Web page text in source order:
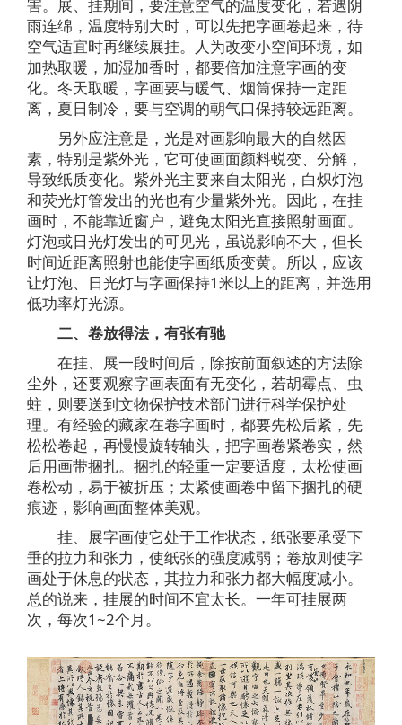
害。展、挂期间，要注意空气的温度变化，若遇阴
雨连绵，温度特别大时，可以先把字画卷起来，待
空气适宜时再继续展挂。人为改变小空间环境，如
加热取暖，加湿加香时，都要倍加注意字画的变
化。冬天取暖，字画要与暖气、烟筒保持一定距
离，夏日制冷，要与空调的朝气口保持较远距离。
另外应注意是，光是对画影响最大的自然因
素，特别是紫外光，它可使画面颜料蜕变、分解，
导致纸质变化。紫外光主要来自太阳光，白炽灯泡
和荧光灯管发出的光也有少量紫外光。因此，在挂
画时，不能靠近窗户，避免太阳光直接照射画面。
灯泡或日光灯发出的可见光，虽说影响不大，但长
时间近距离照射也能使字画纸质变黄。所以，应该
让灯泡、日光灯与字画保持1米以上的距离，并选用
低功率灯光源。
二、卷放得法，有张有驰
在挂、展一段时间后，除按前面叙述的方法除
尘外，还要观察字画表面有无变化，若胡霉点、虫
蛀，则要送到文物保护技术部门进行科学保护处
理。有经验的藏家在卷字画时，都要先松后紧，先
松松卷起，再慢慢旋转轴头，把字画卷紧卷实，然
后用画带捆扎。捆扎的轻重一定要适度，太松使画
卷松动，易于被折压；太紧使画卷中留下捆扎的硬
痕迹，影响画面整体美观。
挂、展字画使它处于工作状态，纸张要承受下
垂的拉力和张力，使纸张的强度减弱；卷放则使字
画处于休息的状态，其拉力和张力都大幅度减小。
总的说来，挂展的时间不宜太长。一年可挂展两
次，每次1~2个月。